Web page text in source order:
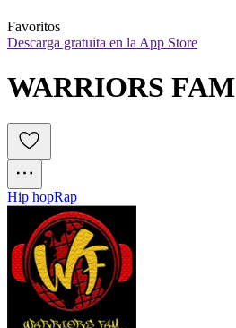
Favoritos
Descarga gratuita en la App Store
WARRIORS FAM
Hip hopRap